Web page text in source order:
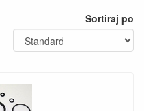
Sortiraj po